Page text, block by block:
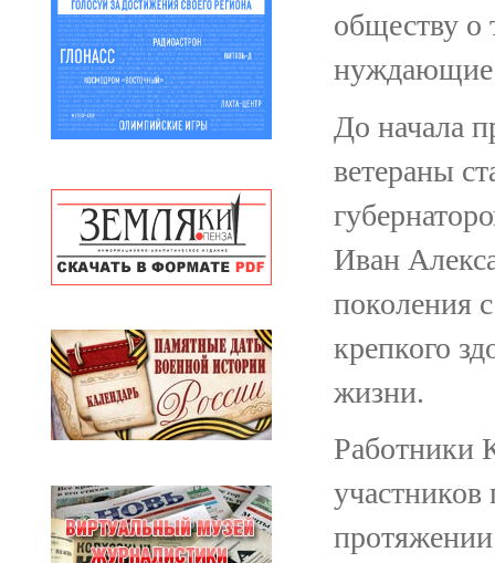
обществу о
До начала
ветераны
Иван
поколения
крепкого
жизни.
Работники
протяжении